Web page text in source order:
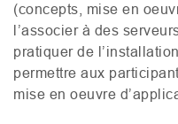
(concepts, mise en
l’associer à des
pratiquer de
permettre aux
mise en oeuvre